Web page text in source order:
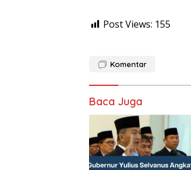
Post Views: 155
Komentar
Baca Juga